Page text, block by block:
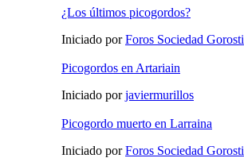
¿Los últimos picogordos?
Iniciado porForos Sociedad Gorosti
Picogordos en Artariain
Iniciado porjaviermurillos
Picogordo muerto en Larraina
Iniciado porForos Sociedad Gorosti